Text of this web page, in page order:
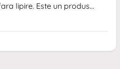
lipire. Este un produs
parchetul clasic si unul
acela de a elimina
senzatie de parchet